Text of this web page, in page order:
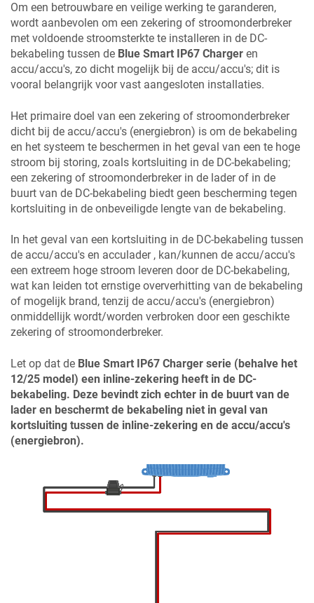
Om een betrouwbare en veilige werking te garanderen,
wordt aanbevolen om een zekering of stroomonderbreker
met voldoende stroomsterkte te installeren in de DC-
bekabeling tussen de Blue Smart IP67 Charger en
accu/accu's, zo dicht mogelijk bij de accu/accu's; dit is
vooral belangrijk voor vast aangesloten installaties.
Het primaire doel van een zekering of stroomonderbreker
dicht bij de accu/accu's (energiebron) is om de bekabeling
en het systeem te beschermen in het geval van een te hoge
stroom bij storing, zoals kortsluiting in de DC-bekabeling;
een zekering of stroomonderbreker in de lader of in de
buurt van de DC-bekabeling biedt geen bescherming tegen
kortsluiting in de onbeveiligde lengte van de bekabeling.
In het geval van een kortsluiting in de DC-bekabeling tussen
de accu/accu's en acculader , kan/kunnen de accu/accu's
een extreem hoge stroom leveren door de DC-bekabeling,
wat kan leiden tot ernstige oververhitting van de bekabeling
of mogelijk brand, tenzij de accu/accu's (energiebron)
onmiddellijk wordt/worden verbroken door een geschikte
zekering of stroomonderbreker.
Let op dat de Blue Smart IP67 Charger serie (behalve het
12/25 model) een inline-zekering heeft in de DC-
bekabeling. Deze bevindt zich echter in de buurt van de
lader en beschermt de bekabeling niet in geval van
kortsluiting tussen de inline-zekering en de accu/accu's
(energiebron).